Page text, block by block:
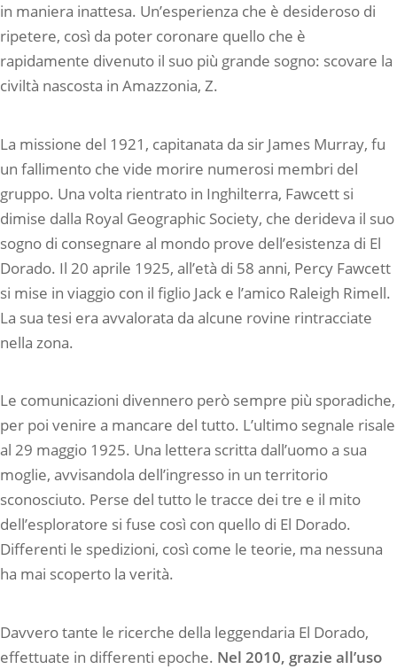
in maniera inattesa. Un’esperienza che è desideroso di
ripetere, così da poter coronare quello che è
rapidamente divenuto il suo più grande sogno: scovare la
civiltà nascosta in Amazzonia, Z.
La missione del 1921, capitanata da sir James Murray, fu
un fallimento che vide morire numerosi membri del
gruppo. Una volta rientrato in Inghilterra, Fawcett si
dimise dalla Royal Geographic Society, che derideva il suo
sogno di consegnare al mondo prove dell’esistenza di El
Dorado. Il 20 aprile 1925, all’età di 58 anni, Percy Fawcett
si mise in viaggio con il figlio Jack e l’amico Raleigh Rimell.
La sua tesi era avvalorata da alcune rovine rintracciate
nella zona.
Le comunicazioni divennero però sempre più sporadiche,
per poi venire a mancare del tutto. L’ultimo segnale risale
al 29 maggio 1925. Una lettera scritta dall’uomo a sua
moglie, avvisandola dell’ingresso in un territorio
sconosciuto. Perse del tutto le tracce dei tre e il mito
dell’esploratore si fuse così con quello di El Dorado.
Differenti le spedizioni, così come le teorie, ma nessuna
ha mai scoperto la verità.
Davvero tante le ricerche della leggendaria El Dorado,
effettuate in differenti epoche. Nel 2010, grazie all’uso